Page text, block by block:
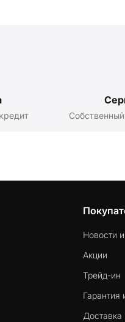
Новости
Акции
Трейд-ин
Гарантия
Доставка